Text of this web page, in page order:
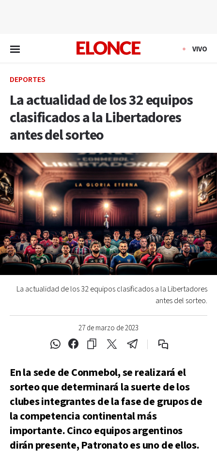
VIVO
DEPORTES
La actualidad de los 32 equipos
clasificados a la Libertadores
antes del sorteo
27 de marzo de 2023
La actualidad de los 32 equipos clasificados a la Libertadores
antes del sorteo.
En la sede de Conmebol, se realizará el
sorteo que determinará la suerte de los
clubes integrantes de la fase de grupos de
la competencia continental más
importante. Cinco equipos argentinos
dirán presente, Patronato es uno de ellos.